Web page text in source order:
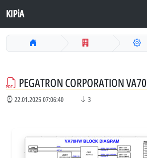
KIPiA
PEGATRON CORPORATION
22.01.2025 07:06:40 3